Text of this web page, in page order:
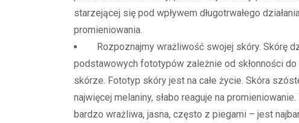
starzejącej się pod wpływem długotrwałego
promieniowania.
Rozpoznajmy wrażliwość swojej skóry. Skórę
podstawowych fototypów zależnie od skłonności
skórze. Fototyp skóry jest na całe życie. Skóra
najwięcej melaniny, słabo reaguje na
bardzo wrażliwa, jasna, często z piegami – jest